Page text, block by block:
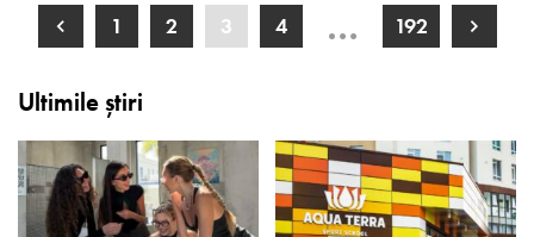
1 2 3 4 … 192
Ultimile știri